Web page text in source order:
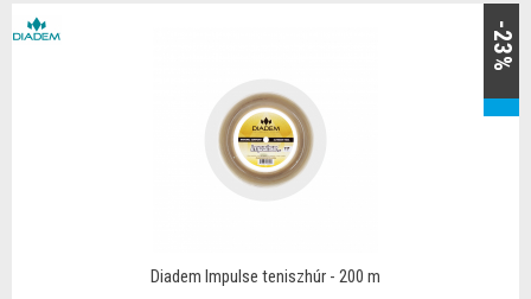
-23%
Diadem Impulse teniszhúr - 200 m